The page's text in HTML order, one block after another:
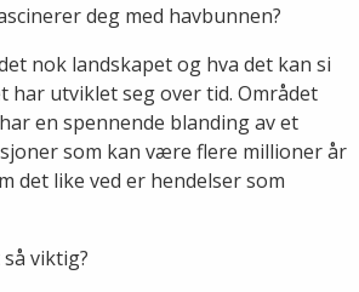
deg med havbunnen?
nok landskapet og hva det kan si
har utviklet seg over tid. Området
en spennende blanding av et
som kan være flere millioner år
det like ved er hendelser som
viktig?